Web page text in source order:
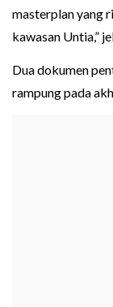
masterplan yang
kawasan Untia,”
Dua dokumen
rampung pada